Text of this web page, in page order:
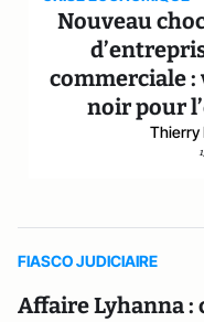
Nouveau
commerciale
noir pour
Thierry
FIASCO JUDICIAIRE
Affaire Lyhanna :